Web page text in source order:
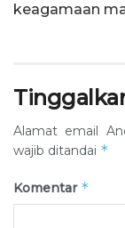
keagamaan
Alamat email
wajib ditandai *
Komentar *